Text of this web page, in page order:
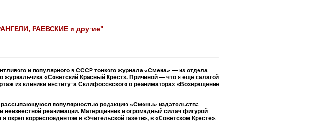
РАЕВСКИЕ и другие"
и популярного в СССР тонкого журнала «Смена» — из отдела
журнальчика «Советский Красный Крест». Причиной — что я еще салагой
из клиники института Склифосовского о реаниматорах «Возвращение
рассыпающуюся популярностью редакцию «Смены» издательства
реанимации. Матерщинник и огромадный силач фигурой
корреспондентом в «Учительской газете», в «Советском Кресте»,